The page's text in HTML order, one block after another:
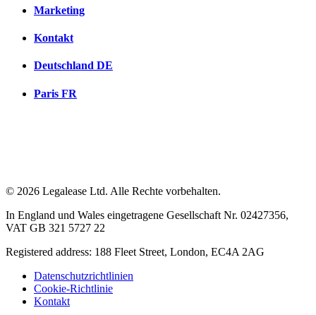
Marketing
Kontakt
Deutschland DE
Paris FR
© 2026 Legalease Ltd. Alle Rechte vorbehalten.
In England und Wales eingetragene Gesellschaft Nr. 02427356,
VAT GB 321 5727 22
Registered address: 188 Fleet Street, London, EC4A 2AG
Datenschutzrichtlinien
Cookie-Richtlinie
Kontakt